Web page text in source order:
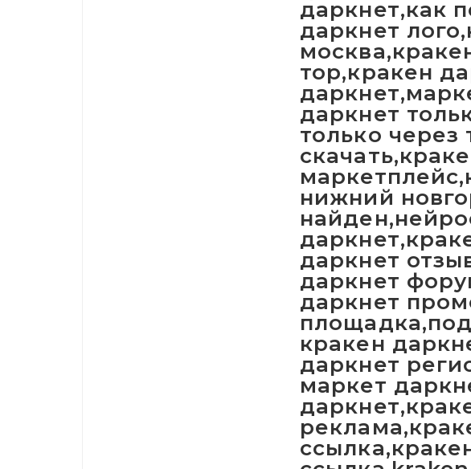
даркнет,как
даркнет
тор,кракен
даркнет
только через
нижний
даркнет
даркнет
даркнет
кракен
даркнет
маркет